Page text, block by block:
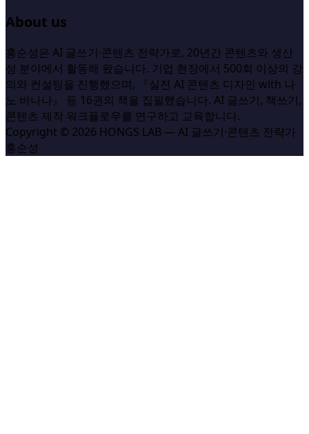
About us
홍순성은 AI 글쓰기·콘텐츠 전략가로, 20년간 콘텐츠와 생산
성 분야에서 활동해 왔습니다. 기업 현장에서 500회 이상의 강
의와 컨설팅을 진행했으며, 『실전 AI 콘텐츠 디자인 with 나
노 바나나』 등 16권의 책을 집필했습니다. AI 글쓰기, 책쓰기,
콘텐츠 제작 워크플로우를 연구하고 교육합니다.
Copyright © 2026 HONGS LAB — AI 글쓰기·콘텐츠 전략가
홍순성